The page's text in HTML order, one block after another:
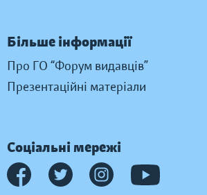
Більше інформації
Про ГО “Форум видавців”
Презентаційні матеріали
Соціальні мережі